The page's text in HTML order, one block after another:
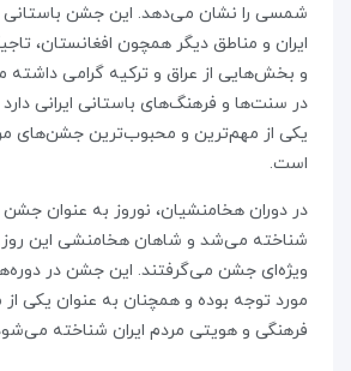
شمسی را نشان می‌دهد. این جشن باستانی
ایران و مناطق دیگر همچون افغانستان،
و بخش‌هایی از عراق و ترکیه گرامی
در سنت‌ها و فرهنگ‌های باستانی ایرانی
یکی از مهم‌ترین و محبوب‌ترین جشن‌های
است.
در دوران هخامنشیان، نوروز به عنوان
شناخته می‌شد و شاهان هخامنشی این روز
ویژه‌ای جشن می‌گرفتند. این جشن در
مورد توجه بوده و همچنان به عنوان یکی
فرهنگی و هویتی مردم ایران شناخته